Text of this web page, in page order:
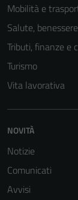
Mobilità e
Salute,
Tributi, finanze e
Turismo
Vita lavorativa
NOVITÀ
Notizie
Comunicati
Avvisi